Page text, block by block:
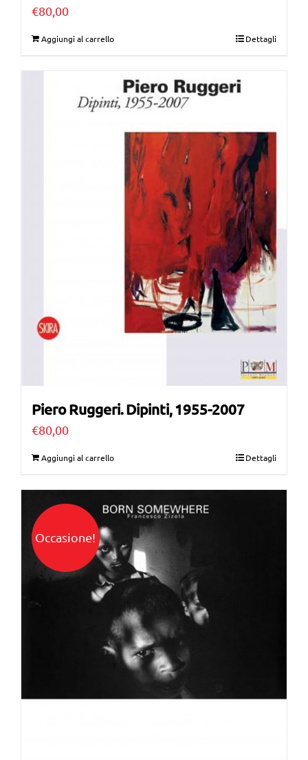
€80,00
Aggiungi al carrello Dettagli
Piero Ruggeri. Dipinti, 1955-2007
€80,00
Aggiungi al carrello Dettagli
Occasione!